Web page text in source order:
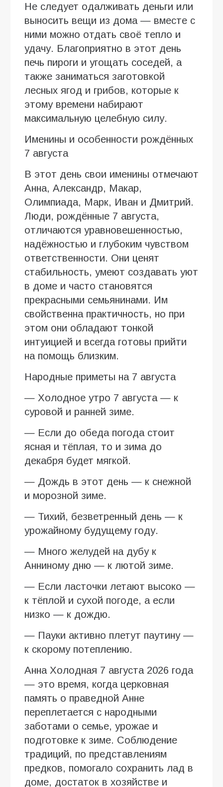
Не следует одалживать деньги или
выносить вещи из дома — вместе с
ними можно отдать своё тепло и
удачу. Благоприятно в этот день
печь пироги и угощать соседей, а
также заниматься заготовкой
лесных ягод и грибов, которые к
этому времени набирают
максимальную целебную силу.
Именины и особенности рождённых
7 августа
В этот день свои именины отмечают
Анна, Александр, Макар,
Олимпиада, Марк, Иван и Дмитрий.
Люди, рождённые 7 августа,
отличаются уравновешенностью,
надёжностью и глубоким чувством
ответственности. Они ценят
стабильность, умеют создавать уют
в доме и часто становятся
прекрасными семьянинами. Им
свойственна практичность, но при
этом они обладают тонкой
интуицией и всегда готовы прийти
на помощь близким.
Народные приметы на 7 августа
— Холодное утро 7 августа — к
суровой и ранней зиме.
— Если до обеда погода стоит
ясная и тёплая, то и зима до
декабря будет мягкой.
— Дождь в этот день — к снежной
и морозной зиме.
— Тихий, безветренный день — к
урожайному будущему году.
— Много желудей на дубу к
Анниному дню — к лютой зиме.
— Если ласточки летают высоко —
к тёплой и сухой погоде, а если
низко — к дождю.
— Пауки активно плетут паутину —
к скорому потеплению.
Анна Холодная 7 августа 2026 года
— это время, когда церковная
память о праведной Анне
переплетается с народными
заботами о семье, урожае и
подготовке к зиме. Соблюдение
традиций, по представлениям
предков, помогало сохранить лад в
доме, достаток в хозяйстве и